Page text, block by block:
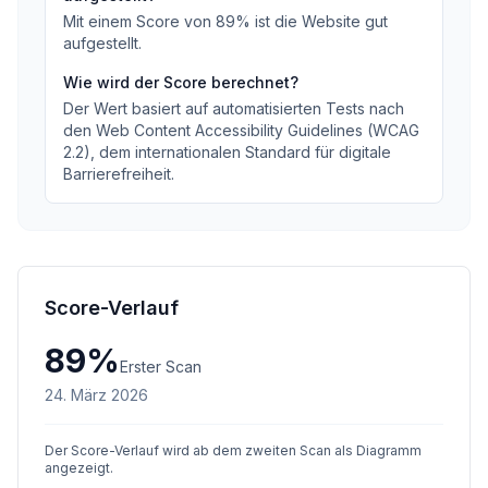
Mit einem Score von 89% ist die Website gut
aufgestellt.
Wie wird der Score berechnet?
Der Wert basiert auf automatisierten Tests nach
den Web Content Accessibility Guidelines (WCAG
2.2), dem internationalen Standard für digitale
Barrierefreiheit.
Score-Verlauf
89%Erster Scan
24. März 2026
Der Score-Verlauf wird ab dem zweiten Scan als Diagramm
angezeigt.